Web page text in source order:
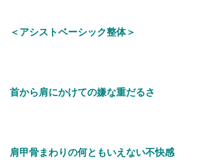
＜アシストベーシック整体＞
首から肩にかけての嫌な重だるさ
肩甲骨まわりの何ともいえない不快感